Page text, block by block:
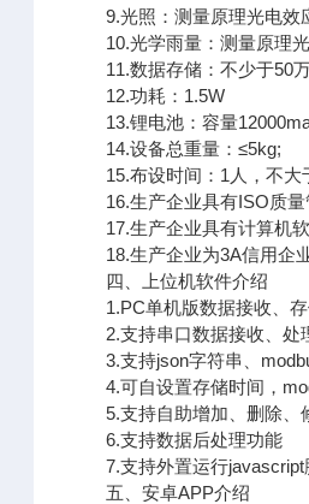
9.光照：测量原理光电效应
10.光学雨量：测量原理光
11.数据存储：不少于50
12.功耗：1.5W
13.锂电池：容量
14.设备总重量：≤5kg;
15.布设时间：1人，不大
16.生产企业具有ISO质量
17.生产企业具有计算机软
18.生产企业为3A信用企
四、上位机软件介绍
1.PC单机版数据接收、存
2.支持串口数据接收、处
3.支持json字符串、
4.可自设置存储时间，
5.支持自助增加、删除、
6.支持数据后处理功能
7.支持外置运行javascript
五、安卓APP介绍